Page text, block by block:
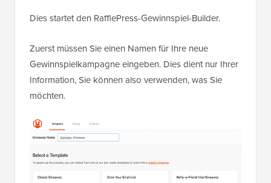
Dies startet den RafflePress-Gewinnspiel-Builder.
Zuerst müssen Sie einen Namen für Ihre neue
Gewinnspielkampagne eingeben. Dies dient nur Ihrer
Information, Sie können also verwenden, was Sie
möchten.